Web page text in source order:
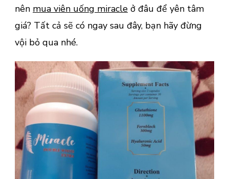
nên mua viên uống miracle ở đâu để yên tâm
giá? Tất cả sẽ có ngay sau đây, bạn hãy đừng
vội bỏ qua nhé.